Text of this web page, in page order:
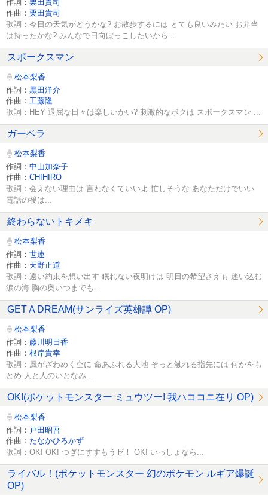
作詞： 栗田貴司
作曲： 栗田貴司
歌詞：今日の天気がどうかな? お散歩するには とても良いみたい お弁当
は持ったかな? みんなで日向ぼっこしたいから...
スポークスマン
松本梨香
作詞： 黒田洋介
作曲： 工藤隆
歌詞：HEY 退屈な日々は楽しいかい? 刺激的なボクは スポークスマン ...
ガーベラ
松本梨香
作詞： 中山加奈子
作曲： CHIHIRO
歌詞：会えない理由は 言わなくていいよ 忙しそうな あなただけでいい
電話の後は...
終わらないトキメキ
松本梨香
作詞： 世連
作曲： 天野正道
歌詞：遠い約束を想い出す 眠れない夜明けは 明日の希望さえも 迷い込む
涙の海 胸の奥いつまでも...
GET A DREAM(サンライズ英雄譚 OP)
松本梨香
作詞： 藤川明日香
作曲： 根岸貴幸
歌詞：風がざわめく空に 命あふれる大地 そっと触れる指先には 何かをも
とめ 人と人のいとなみ...
OK!(ポケットモンスター ミュウツー! 我ハココニ在リ OP)
松本梨香
作詞： 戸田昭吾
作曲： たなかひろかず
歌詞：OK! OK! つぎにすすもうゼ！ OK! いっしょなら...
ライバル！(ポケットモンスター 幻のポケモン ルギア爆誕
OP)